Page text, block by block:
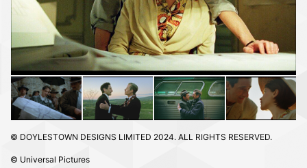
© DOYLESTOWN DESIGNS LIMITED 2024. ALL RIGHTS RESERVED.
© Universal Pictures